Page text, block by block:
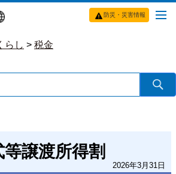
防災・災害情報
らし > 税金
譲渡所得割
2026年3月31日